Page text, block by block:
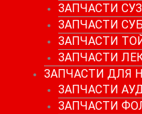
ЗАПЧАСТИ
ЗАПЧАСТИ
ЗАПЧАСТИ
ЗАПЧАСТИ
ЗАПЧАСТИ ДЛЯ
ЗАПЧАСТИ
ЗАПЧАСТИ